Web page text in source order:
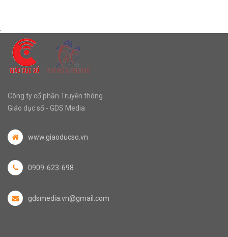
.
Công ty cổ phần Truyền thông
Giáo dục số - GDS Media
www.giaoducso.vn
0909-623-698
gdsmedia.vn@gmail.com